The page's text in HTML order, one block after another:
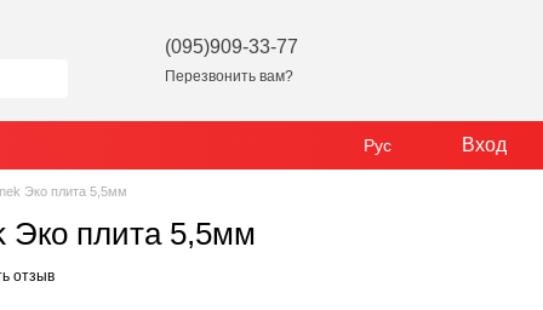
(095)909-33-77
Перезвонить вам?
Рус Вход
Эко плита 5,5мм
Эко плита 5,5мм
отзыв